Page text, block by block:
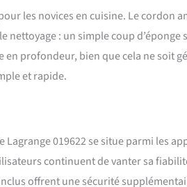
les novices en cuisine. Le cordon
: un simple coup
profondeur, bien que cela ne soit
et rapide.
019622 se situe parmi les
continuent de vanter sa
offrent une sécurité